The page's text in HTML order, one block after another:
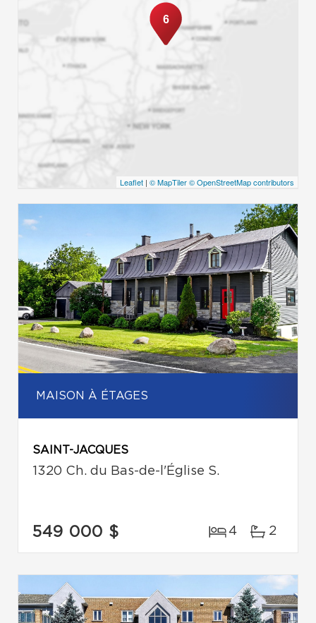
6
Leaflet | © MapTiler© OpenStreetMap contributors
MAISON À ÉTAGES
SAINT-JACQUES
1320 Ch. du Bas-de-l'Église S.
549 000 $ 4 2